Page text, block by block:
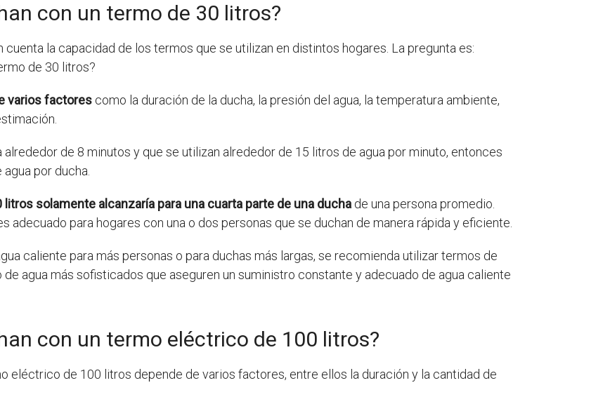
con un termo de 30 litros?
cuenta la capacidad de los termos que se utilizan en distintos hogares. La pregunta es:
de 30 litros?
varios factores como la duración de la ducha, la presión del agua, la temperatura ambiente,
de 8 minutos y que se utilizan alrededor de 15 litros de agua por minuto, entonces
por ducha.
litros solamente alcanzaría para una cuarta parte de una ducha de una persona promedio.
adecuado para hogares con una o dos personas que se duchan de manera rápida y eficiente.
caliente para más personas o para duchas más largas, se recomienda utilizar termos de
agua más sofisticados que aseguren un suministro constante y adecuado de agua caliente
con un termo eléctrico de 100 litros?
eléctrico de 100 litros depende de varios factores, entre ellos la duración y la cantidad de